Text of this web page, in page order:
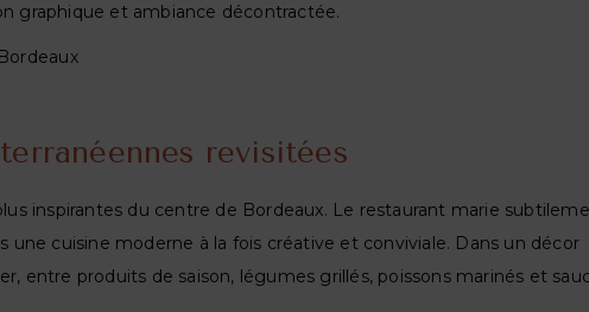
graphique et ambiance décontractée.
revisitées
inspirantes du centre de Bordeaux. Le restaurant marie
une cuisine moderne à la fois créative et conviviale. Dans un décor
entre produits de saison, légumes grillés, poissons marinés et